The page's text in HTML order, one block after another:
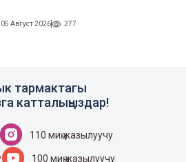
05 Август 2026 277
тармактагы
катталыңыздар!
110 миң жазылуучу
100 миң жазылуучу